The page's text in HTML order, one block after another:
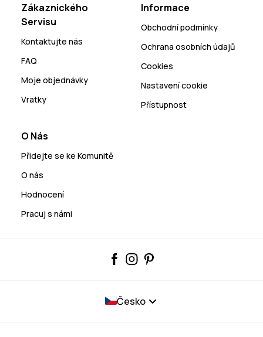
Zákaznického
Servisu
Kontaktujte nás
FAQ
Moje objednávky
Vratky
Informace
Obchodní podmínky
Ochrana osobních údajů
Cookies
Nastavení cookie
Přístupnost
O Nás
Přidejte se ke Komunitě
O nás
Hodnocení
Pracuj s námi
Česko